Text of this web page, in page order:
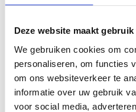
Deze website maakt
We gebruiken cookies om
personaliseren, om functies
om ons websiteverkeer te
informatie over uw gebruik
voor social media,
backlinks in uw website naar
Neem contact met ons op via
telefonisch via de gegevens
contactpagina van onze